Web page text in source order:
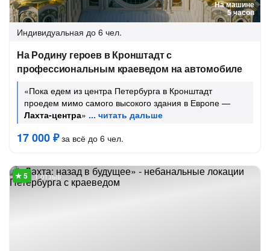
На машине
5 часов
Индивидуальная до 6 чел.
На Родину героев в Кронштадт с
профессиональным краеведом на автомобиле
«Пока едем из центра Петербурга в Кронштадт
проедем мимо самого высокого здания в Европе —
Лахта-центра»
17 000 ₽за всё до 6 чел.
1 отзыв